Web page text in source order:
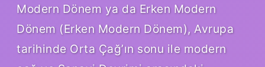
Modern Dönem ya da Erken Modern
Dönem (Erken Modern Dönem), Avrupa
tarihinde Orta Çağ’ın sonu ile modern